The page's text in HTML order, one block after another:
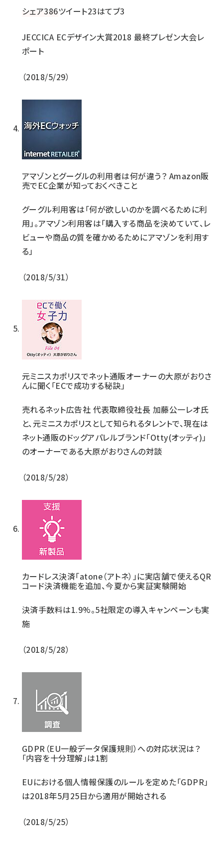
シェア386ツイート23はてブ3
JECCICA ECデザイン大賞2018 最終プレゼン大会レ
ポート
2018/5/29
アマゾンとグーグルの利用者は何が違う？ Amazon販
売でEC企業が知っておくべきこと
グーグル利用客は「何が欲しいのかを調べるために利
用」。アマゾン利用客は「購入する商品を決めていて、レ
ビューや商品の質を確かめるためにアマゾンを利用す
る」
2018/5/31
元ミニスカポリスでネット通販オーナーの大原がおりさ
んに聞く「ECで成功する秘訣」
売れるネット広告社 代表取締役社長 加藤公一レオ氏
と、元ミニスカポリスとして知られるタレントで、現在は
ネット通販のドッグアパレルブランド「Otty(オッティ)」
のオーナーである大原がおりさんの対談
2018/5/28
カードレス決済「atone（アトネ）」に実店舗で使えるQR
コード決済機能を追加、今夏から実証実験開始
決済手数料は1.9%。5社限定の導入キャンペーンも実
施
2018/5/28
GDPR（EU一般データ保護規則）への対応状況は？
「内容を十分理解」は1割
EUにおける個人情報保護のルールを定めた「GDPR」
は2018年5月25日から適用が開始される
2018/5/25